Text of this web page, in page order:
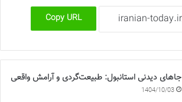
Copy URL
جاهای دیدنی استانبول: طبیعت‌گردی و آرامش واقعی
1404/10/03